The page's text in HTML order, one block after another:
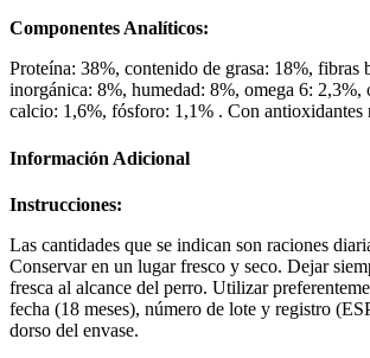
Componentes Analíticos:
Proteína: 38%, contenido de grasa: 18%, fibras
inorgánica: 8%, humedad: 8%, omega 6: 2,3%,
calcio: 1,6%, fósforo: 1,1% . Con antioxidantes
Información Adicional
Instrucciones:
Las cantidades que se indican son raciones
Conservar en un lugar fresco y seco. Dejar
fresca al alcance del perro. Utilizar
fecha (18 meses), número de lote y registro
dorso del envase.